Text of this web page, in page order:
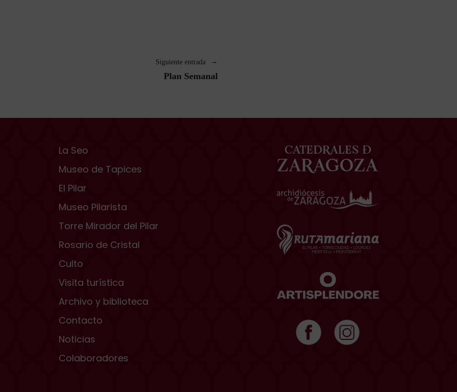
Siguiente entrada
Plan Semanal
La Seo
Museo de Tapices
El Pilar
Museo Pilarista
Torre Mirador del Pilar
Rosario de Cristal
Culto
Visita turística
Archivo y biblioteca
Contacto
Noticias
Colaboradores